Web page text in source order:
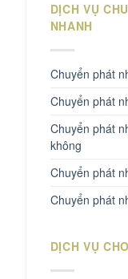
DỊCH VỤ
NHANH
Chuyển phát
Chuyển phát
Chuyển phát
không
Chuyển phát
Chuyển phát
DỊCH VỤ